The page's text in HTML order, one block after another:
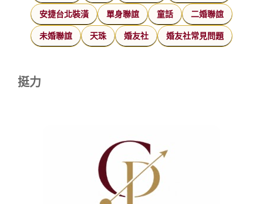
安捷台北裝潢 單身聯誼 童話 二婚聯誼
未婚聯誼 天珠 婚友社 婚友社常見問題
挺力